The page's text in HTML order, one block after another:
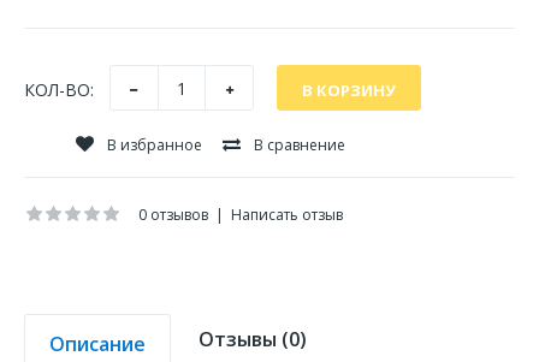
КОЛ-ВО:
В избранное В сравнение
0 отзывов | Написать отзыв
Описание Отзывы (0)